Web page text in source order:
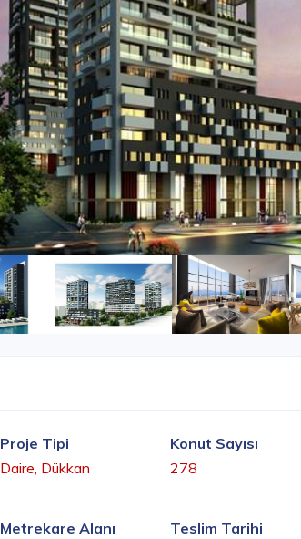
Proje Tipi
Daire, Dükkan
Konut Sayısı
278
Metrekare Alanı
Teslim Tarihi